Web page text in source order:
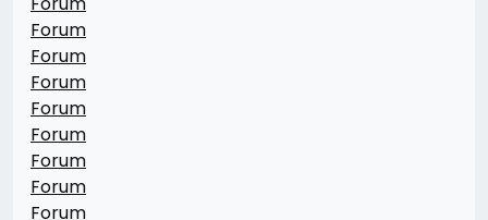
Forum
Forum
Forum
Forum
Forum
Forum
Forum
Forum